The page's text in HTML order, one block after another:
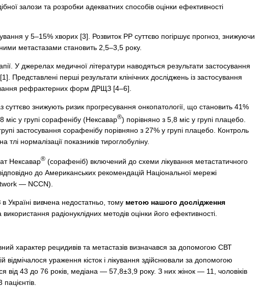
залози та розробки адекватних способів оцінки ефективності
у 5–15% хворих [3]. Розвиток РР суттєво погіршує прогноз, знижуючи
метастазами становить 2,5–3,5 року.
У джерелах медичної літератури наводяться результати застосування
Представлені перші результати клінічних досліджень із застосування
рефрактерних форм ДРЩЗ [4–6].
суттєво знижують ризик прогресування онкопатології, що становить 41%
у групі сорафенібу (Нексавар®) порівняно з 5,8 міс у групі плацебо.
застосування сорафенібу порівняно з 27% у групі плацебо. Контроль
нормалізації показників тироглобуліну.
Нексавар® (сорафеніб) включений до схеми лікування метастатичного
до Американських рекомендацій Національної мережі
— NCCN).
вивчена недостатньо, тому метою нашого дослідження
радіонуклідних методів оцінки його ефективності.
характер рецидивів та метастазів визначався за допомогою СВТ
відмічалося ураження кісток і лікування здійснювали за допомогою
від 43 до 76 років, медіана — 57,8±3,9 року. З них жінок — 11, чоловіків